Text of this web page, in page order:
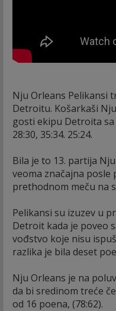
Nju Orleans Pelikansi
Detroitu. Košarkaši
gosti ekipu Detroita sa
28:30, 35:34. 25:24.
Bila je to 13. partija
veoma značajna posle
prethodnom meču na
Pelikansi su izuzev u
Detroit kada je poveo
vođstvo koje nisu
razlika je bila deset
Nju Orleans je na
da bi sredinom treće
od 16 poena, (78:62).